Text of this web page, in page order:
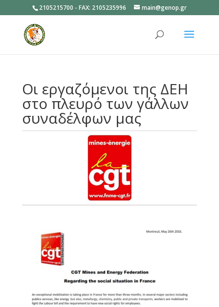
2105215700 - FAX: 2105235996 main@genop.gr
Οι εργαζόμενοι της ΔΕΗ
στο πλευρό των γάλλων
συναδέλφων μας